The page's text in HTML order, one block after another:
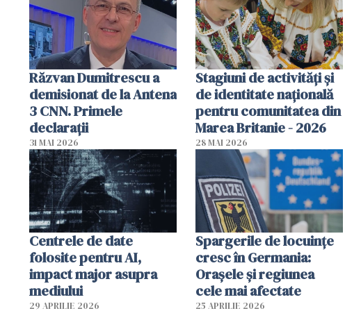
Răzvan Dumitrescu a
demisionat de la Antena
3 CNN. Primele
declarații
31 MAI 2026
Stagiuni de activități și
de identitate națională
pentru comunitatea din
Marea Britanie - 2026
28 MAI 2026
Centrele de date
folosite pentru AI,
impact major asupra
mediului
29 APRILIE 2026
Spargerile de locuințe
cresc în Germania:
Orașele și regiunea
cele mai afectate
25 APRILIE 2026